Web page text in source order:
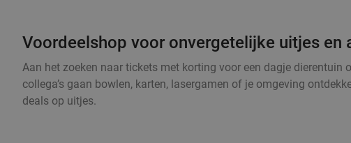
Voordeelshop voor onvergetelijke uitjes en
Aan het zoeken naar tickets met korting voor een dagje
collega’s gaan bowlen, karten, lasergamen of je omgeving
deals op uitjes.